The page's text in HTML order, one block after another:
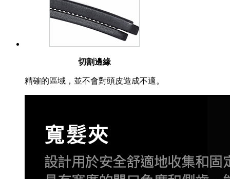
切割邊緣
精確的區域，並不會對頭皮造成不適。